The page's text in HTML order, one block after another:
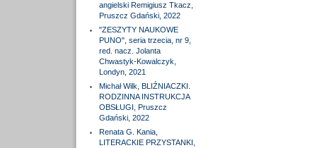
angielski Remigiusz Tkacz,
Pruszcz Gdański, 2022
"ZESZYTY NAUKOWE
PUNO", seria trzecia, nr 9,
red. nacz. Jolanta
Chwastyk-Kowalczyk,
Londyn, 2021
Michał Wilk, BLIŹNIACZKI.
RODZINNA INSTRUKCJA
OBSŁUGI, Pruszcz
Gdański, 2022
Renata G. Kania,
LITERACKIE PRZYSTANKI,